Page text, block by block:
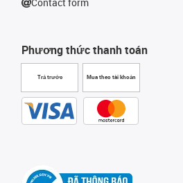
Phương thức thanh toán
Trả trước Mua theo tài khoản